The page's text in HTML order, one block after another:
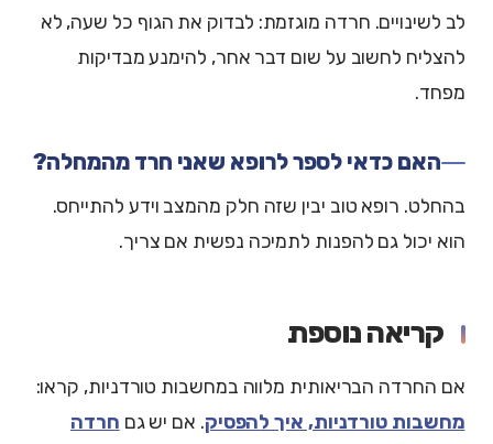
לב לשינויים. חרדה מוגזמת: לבדוק את הגוף כל שעה, לא
להצליח לחשוב על שום דבר אחר, להימנע מבדיקות
מפחד.
האם כדאי לספר לרופא שאני חרד מהמחלה?
בהחלט. רופא טוב יבין שזה חלק מהמצב וידע להתייחס.
הוא יכול גם להפנות לתמיכה נפשית אם צריך.
קריאה נוספת
אם החרדה הבריאותית מלווה במחשבות טורדניות, קראו:
מחשבות טורדניות, איך להפסיק. אם יש גם חרדה